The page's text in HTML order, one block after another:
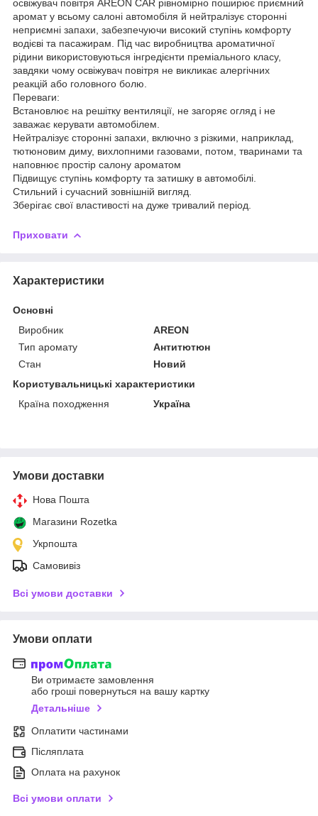
освіжувач повітря AREON CAR рівномірно поширює приємний
аромат у всьому салоні автомобіля й нейтралізує сторонні
неприємні запахи, забезпечуючи високий ступінь комфорту
водієві та пасажирам. Під час виробництва ароматичної
рідини використовуються інгредієнти преміального класу,
завдяки чому освіжувач повітря не викликає алергічних
реакцій або головного болю.
Переваги:
Встановлює на решітку вентиляції, не загоряє огляд і не
заважає керувати автомобілем.
Нейтралізує сторонні запахи, включно з різкими, наприклад,
тютюновим диму, вихлопними газовами, потом, тваринами та
наповнює простір салону ароматом
Підвищує ступінь комфорту та затишку в автомобілі.
Стильний і сучасний зовнішній вигляд.
Зберігає свої властивості на дуже тривалий період.
Приховати
Характеристики
Основні
Виробник
AREON
Тип аромату
Антитютюн
Стан
Новий
Користувальницькі характеристики
Країна походження
Україна
Умови доставки
Нова Пошта
Магазини Rozetka
Укрпошта
Самовивіз
Всі умови доставки
Умови оплати
Ви отримаєте замовлення
або гроші повернуться на вашу картку
Детальніше
Оплатити частинами
Післяплата
Оплата на рахунок
Всі умови оплати